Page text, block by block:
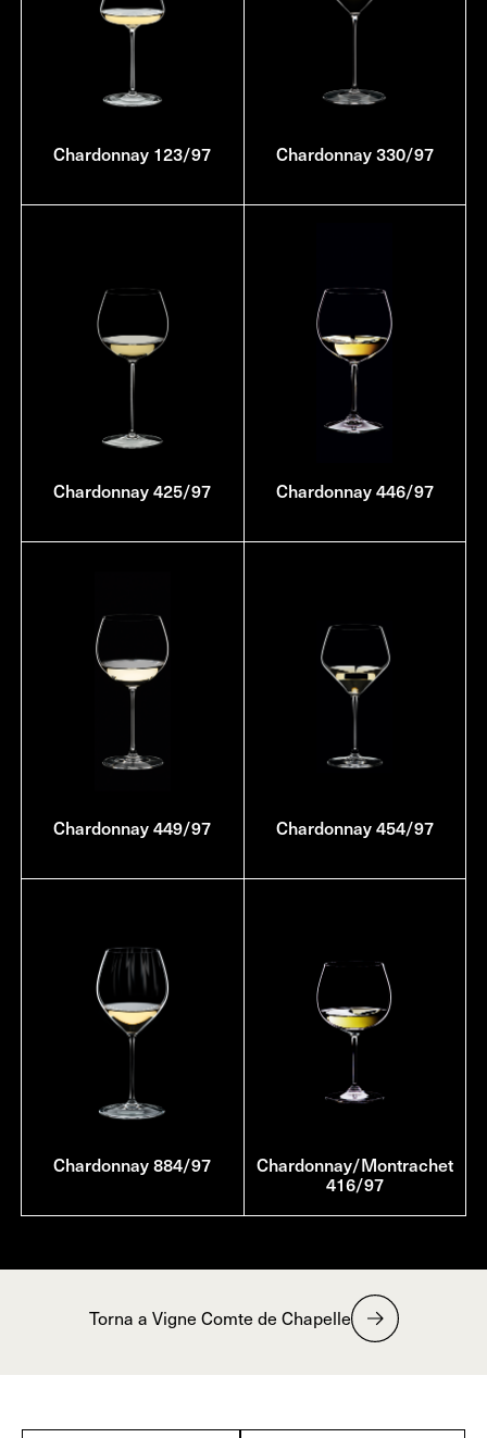
Chardonnay 123/97 Chardonnay 330/97
Chardonnay 425/97 Chardonnay 446/97
Chardonnay 449/97 Chardonnay 454/97
Chardonnay 884/97 Chardonnay/Montrachet
416/97
Torna a Vigne Comte de Chapelle